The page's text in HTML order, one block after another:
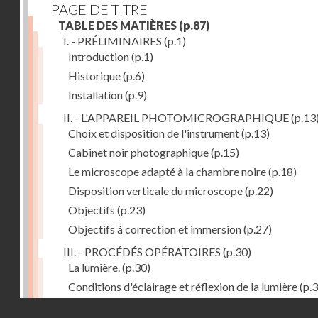
PAGE DE TITRE
TABLE DES MATIÈRES (p.87)
I. - PRÉLIMINAIRES (p.1)
Introduction(p.1)
Historique(p.6)
Installation(p.9)
II. - L'APPAREIL PHOTOMICROGRAPHIQUE
Choix et disposition de l'instrument(p.13)
Cabinet noir photographique(p.15)
Le microscope adapté à la chambre noire(p.18)
Disposition verticale du microscope(p.22)
Objectifs (p.23)
Objectifs à correction et immersion(p.27)
III. - PROCÉDÉS OPÉRATOIRES (p.30)
La lumière. (p.30)
Conditions d'éclairage et réflexion de la lumière